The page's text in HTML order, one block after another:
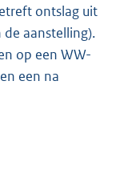
ontslag uit
aanstelling).
op een WW-
een na